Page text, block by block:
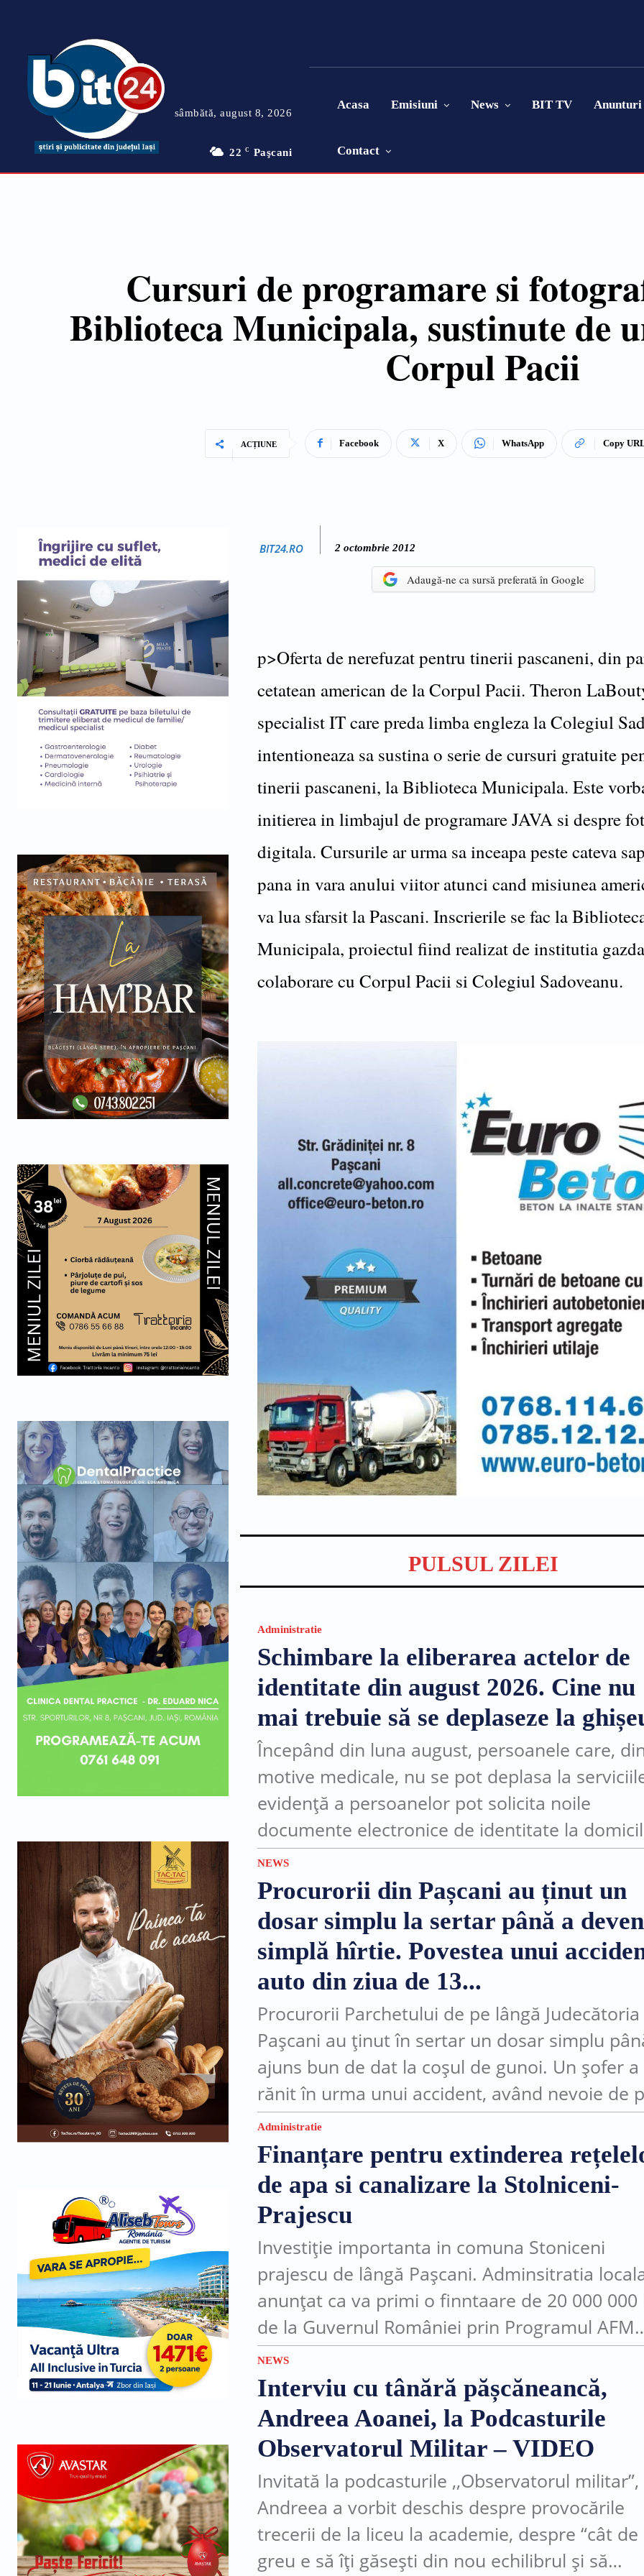
sâmbătă, august 8, 2026
22 C Paşcani
Acasa Emisiuni News BIT TV Anunturi
Contact
Cursuri de programare si
Biblioteca Municipala, sustinute de
Corpul Pacii
ACȚIUNE Facebook X WhatsApp Copy
BIT24.RO 2 octombrie 2012
Adaugă-ne ca sursă preferată în Google
p>Oferta de nerefuzat pentru tinerii pascaneni, din
cetatean american de la Corpul Pacii. Theron
specialist IT care preda limba engleza la Colegiul
intentioneaza sa sustina o serie de cursuri gratuite
tinerii pascaneni, la Biblioteca Municipala. Este
initierea in limbajul de programare JAVA si despre
digitala. Cursurile ar urma sa inceapa peste cateva
pana in vara anului viitor atunci cand misiunea
va lua sfarsit la Pascani. Inscrierile se fac la
Municipala, proiectul fiind realizat de institutia
colaborare cu Corpul Pacii si Colegiul Sadoveanu.
PULSUL ZILEI
Administratie
Schimbare la eliberarea actelor de
identitate din august 2026. Cine nu
mai trebuie să se deplaseze la
Începând din luna august, persoanele care,
motive medicale, nu se pot deplasa la
evidență a persoanelor pot solicita noile
documente electronice de identitate la
sau în locul în care se află. Măsura este
după...
NEWS
Procurorii din Pașcani au ținut un
dosar simplu la sertar până a
simplă hîrtie. Povestea unui
auto din ziua de 13...
Procurorii Parchetului de pe lângă Judecătoria
Pașcani au ținut în sertar un dosar simplu
ajuns bun de dat la coșul de gunoi. Un șofer
rănit în urma unui accident, având nevoie de
trei luni...
Administratie
Finanțare pentru extinderea
de apa si canalizare la Stolniceni-
Prajescu
Investiție importanta in comuna Stoniceni
prajescu de lângă Pașcani. Adminsitratia
anunțat ca va primi o finntaare de 20 000 000
de la Guvernul României prin Programul AFM
pentru extinderea rețelelor de apa si
satul...
NEWS
Interviu cu tânără pășcăneancă,
Andreea Aoanei, la Podcasturile
Observatorul Militar – VIDEO
Invitată la podcasturile ,,Observatorul militar”,
Andreea a vorbit deschis despre provocările
trecerii de la liceu la academie, despre “cât de
greu e să îți găsești din nou echilibrul și să